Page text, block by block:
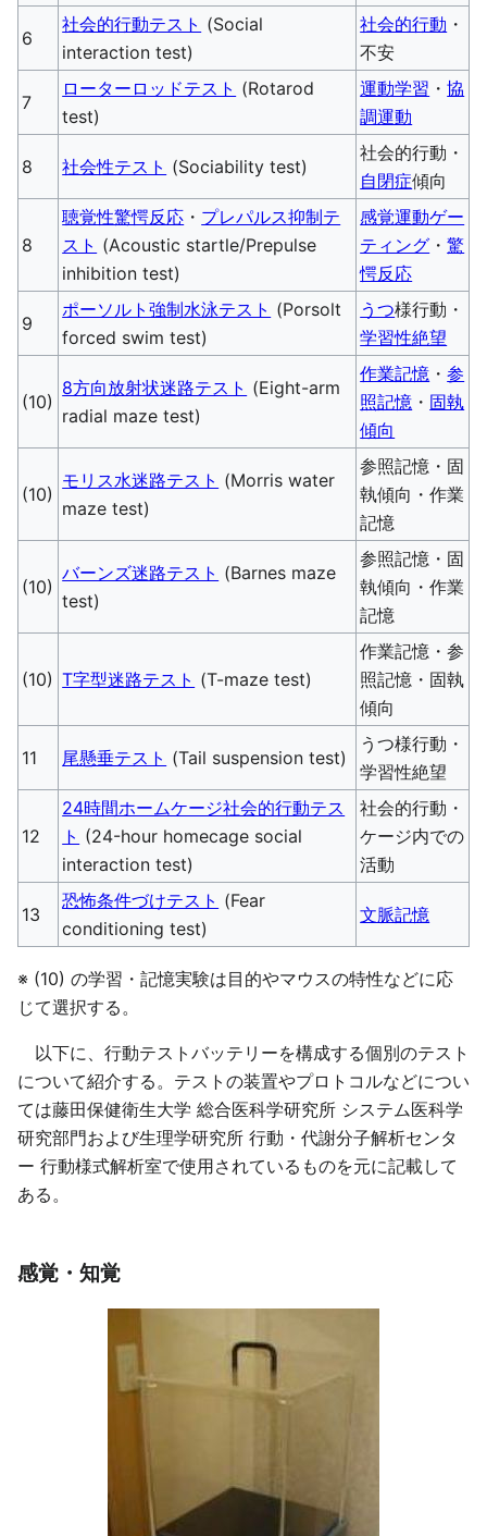
6
社会的行動テスト (Social
interaction test)
社会的行動 ・
不安
7
ローターロッドテスト (Rotarod
test)
運動学習 ・協
調運動
8 社会性テスト (Sociability test)
社会的行動・
自閉症傾向
8
聴覚性驚愕反応 ・ プレパルス抑制テ
スト (Acoustic startle/Prepulse
inhibition test)
感覚運動ゲー
ティング ・驚
愕反応
9
ポーソルト強制水泳テスト (Porsolt
forced swim test)
うつ様行動・
学習性絶望
(10)
8方向放射状迷路テスト (Eight-arm
radial maze test)
作業記憶 ・参
照記憶 ・ 固執
傾向
(10)
モリス水迷路テスト (Morris water
maze test)
参照記憶・固
執傾向・作業
記憶
(10)
バーンズ迷路テスト (Barnes maze
test)
参照記憶・固
執傾向・作業
記憶
(10) T字型迷路テスト (T-maze test)
作業記憶・参
照記憶・固執
傾向
11 尾懸垂テスト (Tail suspension test)
うつ様行動・
学習性絶望
12
24時間ホームケージ社会的行動テス
ト (24-hour homecage social
interaction test)
社会的行動・
ケージ内での
活動
13
恐怖条件づけテスト (Fear
conditioning test)
文脈記憶
※ (10) の学習・記憶実験は目的やマウスの特性などに応
じて選択する。
以下に、行動テストバッテリーを構成する個別のテスト
について紹介する。テストの装置やプロトコルなどについ
ては藤田保健衛生大学 総合医科学研究所 システム医科学
研究部門および生理学研究所 行動・代謝分子解析センタ
ー 行動様式解析室で使用されているものを元に記載して
ある。
感覚・知覚